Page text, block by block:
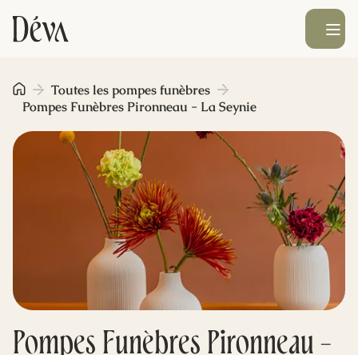
Obsèques
Prévoyance
Monument funéraire
Livraison de fleurs
Blog
Ouvrir le
Pompes Funèbres Pironneau -
Toutes les pompes funèbres
Pompes Funèbres Pironneau - La Seynie